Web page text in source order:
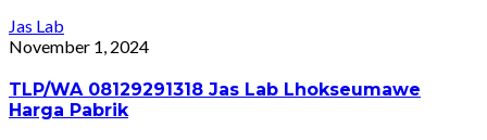
Jas Lab
November 1, 2024
TLP/WA 08129291318 Jas Lab Lhokseumawe
Harga Pabrik